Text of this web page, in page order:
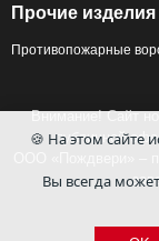
Прочие изделия
Противопожарные
Внимание! Сайт
публичной
ООО «Пождвери» –
🍪 На этом сайте
Вы всегда